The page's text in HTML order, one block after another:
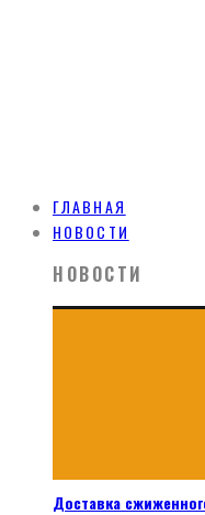
ГЛАВНАЯ
НОВОСТИ
НОВОСТИ
Доставка